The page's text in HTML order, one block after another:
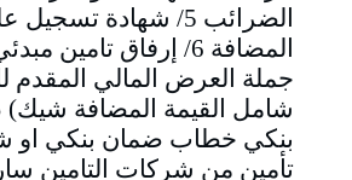
الضرائب 5/ شهادة
جملة العرض المالي المقدم
شامل القيمة المضافة
بنكي خطاب ضمان بنكي او
تأمين من شركات التامين